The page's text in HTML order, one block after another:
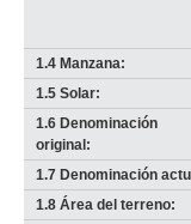
1.4 Manzana:
1.5 Solar:
1.6 Denominación
original:
1.7 Denominación
1.8 Área del terreno: